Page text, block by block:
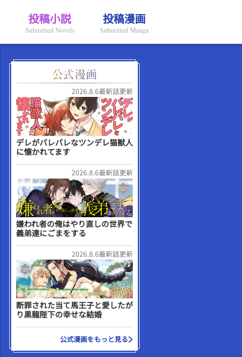
投稿小説
Submitted Novels
投稿漫画
Submitted Manga
2026.8.6最新話更新
デレがバレバレなツンデレ猫獣人
に懐かれてます
2026.8.6最新話更新
嫌われ者の俺はやり直しの世界で
義弟達にごまをする
2026.8.6最新話更新
断罪された当て馬王子と愛したが
り黒龍陛下の幸せな結婚
公式漫画をもっと見る